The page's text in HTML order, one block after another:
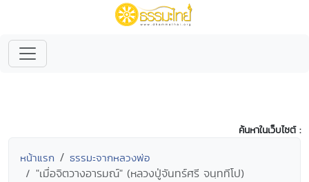
ค้นหาในเว็บไซต์ :
หน้าแรก ธรรมะจากหลวงพ่อ
"เมื่อจิตวางอารมณ์" (หลวงปู่จันทร์ศรี จนฺททีโป)